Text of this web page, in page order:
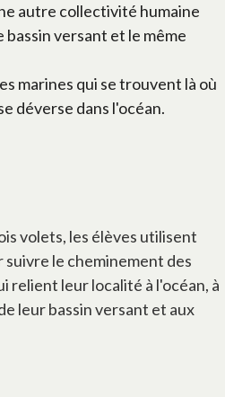
autre collectivité humaine
bassin versant et le même
marines qui se trouvent là où
déverse dans l'océan.
volets, les élèves utilisent
le cheminement des
relient leur localité à l'océan, à
leur bassin versant et aux